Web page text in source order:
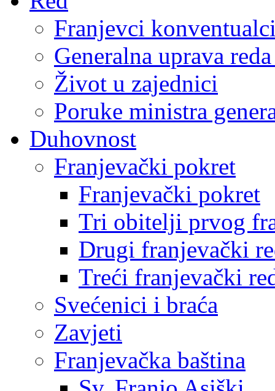
Franjevci
Generalna uprava
Život u zajednici
Poruke ministra
Duhovnost
Franjevački pokret
Franjevački pokret
Tri obitelji prvog
Drugi franjevački
Treći franjevački
Svećenici i braća
Zavjeti
Franjevačka baština